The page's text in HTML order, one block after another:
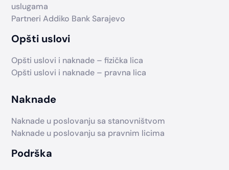
uslugama
Partneri Addiko Bank Sarajevo
Opšti uslovi
Opšti uslovi i naknade – fizička lica
Opšti uslovi i naknade – pravna lica
Naknade
Naknade u poslovanju sa stanovništvom
Naknade u poslovanju sa pravnim licima
Podrška